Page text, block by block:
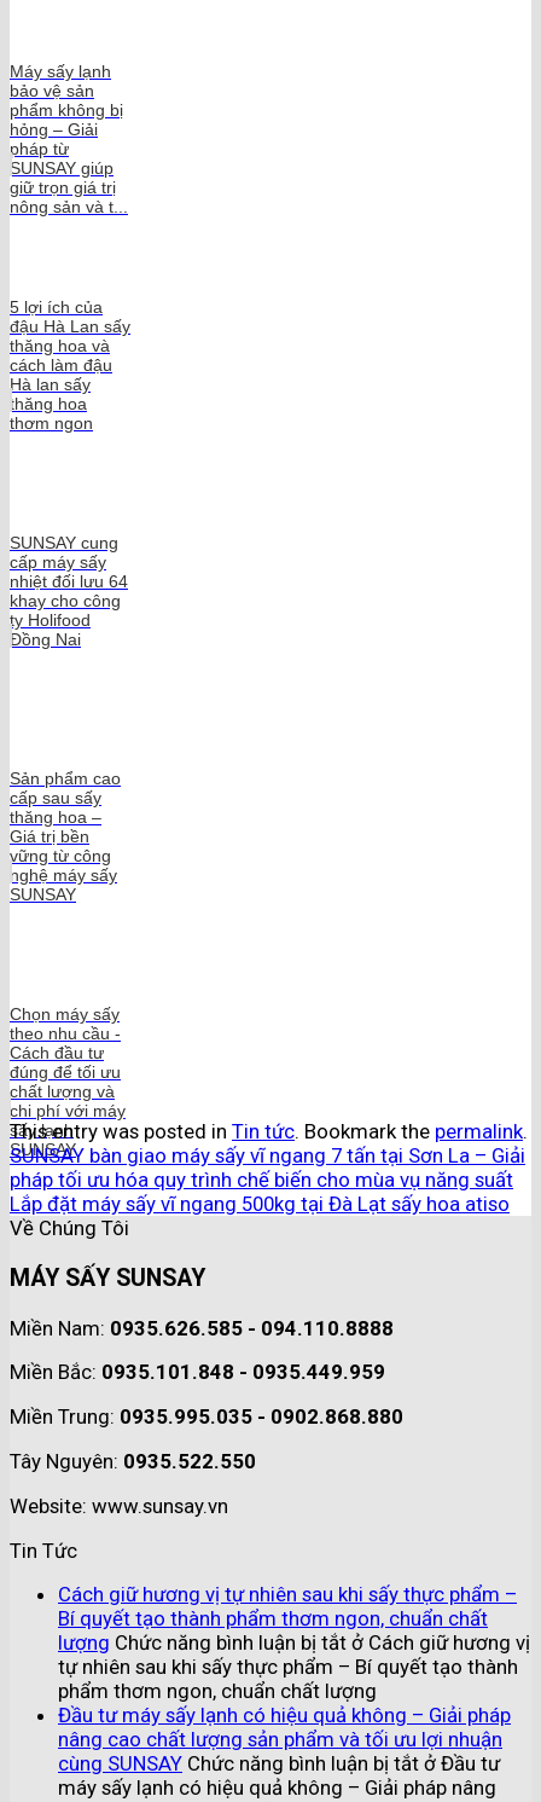
Máy sấy lạnh
bảo vệ sản
phẩm không bị
hỏng – Giải
pháp từ
SUNSAY giúp
giữ trọn giá trị
nông sản và t...
5 lợi ích của
đậu Hà Lan sấy
thăng hoa và
cách làm đậu
Hà lan sấy
thăng hoa
thơm ngon
SUNSAY cung
cấp máy sấy
nhiệt đối lưu 64
khay cho công
ty Holifood
Đồng Nai
Sản phẩm cao
cấp sau sấy
thăng hoa –
Giá trị bền
vững từ công
nghệ máy sấy
SUNSAY
Chọn máy sấy
theo nhu cầu -
Cách đầu tư
đúng để tối ưu
chất lượng và
chi phí với máy
sấy lạnh
SUNSAY
This entry was posted in Tin tức. Bookmark the permalink.
SUNSAY bàn giao máy sấy vĩ ngang 7 tấn tại Sơn La – Giải
pháp tối ưu hóa quy trình chế biến cho mùa vụ năng suất
Lắp đặt máy sấy vĩ ngang 500kg tại Đà Lạt sấy hoa atiso
Về Chúng Tôi
MÁY SẤY SUNSAY
Miền Nam: 0935.626.585 - 094.110.8888
Miền Bắc: 0935.101.848 - 0935.449.959
Miền Trung: 0935.995.035 - 0902.868.880
Tây Nguyên: 0935.522.550
Website: www.sunsay.vn
Tin Tức
Cách giữ hương vị tự nhiên sau khi sấy thực phẩm –
Bí quyết tạo thành phẩm thơm ngon, chuẩn chất
lượng Chức năng bình luận bị tắt ở Cách giữ hương vị
tự nhiên sau khi sấy thực phẩm – Bí quyết tạo thành
phẩm thơm ngon, chuẩn chất lượng
Đầu tư máy sấy lạnh có hiệu quả không – Giải pháp
nâng cao chất lượng sản phẩm và tối ưu lợi nhuận
cùng SUNSAY Chức năng bình luận bị tắt ở Đầu tư
máy sấy lạnh có hiệu quả không – Giải pháp nâng